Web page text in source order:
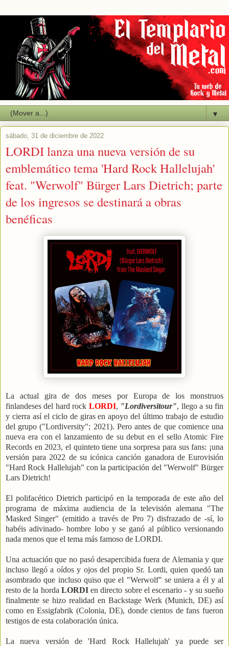
▼
sábado, 31 de diciembre de 2022
LORDI lanza una nueva versión de su
emblemático tema 'Hard Rock Hallelujah'
feat. "Werwolf" Bürger Lars Dietrich; parte
de los ingresos se destinará a obras
benéficas
La actual gira de dos meses por Europa de los monstruos
finlandeses del hard rock LORDI, "Lordiversitour", llego a su fin
y cierra así el ciclo de giras en apoyo del último trabajo de estudio
del grupo ("Lordiversity"; 2021). Pero antes de que comience una
nueva era con el lanzamiento de su debut en el sello Atomic Fire
Records en 2023, el quinteto tiene una sorpresapara sus fans: ¡una
versión para 2022 de su icónica canción ganadora de Eurovisión
"Hard Rock Hallelujah" con la participación del "Werwolf" Bürger
Lars Dietrich!
El polifacético Dietrich participó en la temporada de este año del
programa de máxima audiencia de la televisión alemana "The
Masked Singer" (emitido a través de Pro 7) disfrazado de -sí, lo
habéis adivinado- hombre lobo y se ganó al público versionando
nada menos que el tema más famoso de LORDI.
Una actuación que no pasó desapercibida fuera de Alemania y que
incluso llegó a oídos y ojos del propio Sr. Lordi, quien quedó tan
asombrado que incluso quiso que el "Werwolf" se uniera a él y al
resto de la horda LORDIen directo sobre el escenario - y su sueño
finalmente se hizo realidad en Backstage Werk (Munich, DE) así
como en Essigfabrik (Colonia, DE), donde cientos de fans fueron
testigos de esta colaboración única.
La nueva versión de 'Hard Rock Hallelujah' ya puede ser